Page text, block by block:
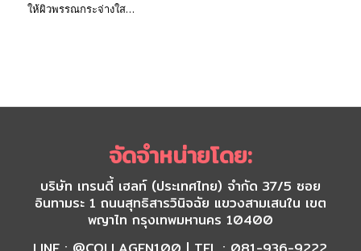
ให้ผิวพรรณกระจ่างใส…
จัดจำหน่ายโดย:
บริษัท เทรนดี้ เฮลท์ (ประเทศไทย) จำกัด 37/5 ซอย
อินทามระ 1 ถนนสุทธิสารวินิจฉัย แขวงสามเสนใน เขต
พญาไท กรุงเทพมหานคร 10400